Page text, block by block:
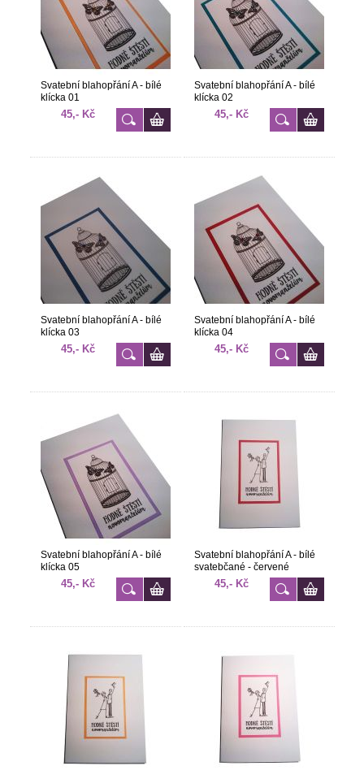
Svatební blahopřání A - bílé
klícka 01
45,- Kč
Svatební blahopřání A - bílé
klícka 02
45,- Kč
Svatební blahopřání A - bílé
klícka 03
45,- Kč
Svatební blahopřání A - bílé
klícka 04
45,- Kč
Svatební blahopřání A - bílé
klícka 05
45,- Kč
Svatební blahopřání A - bílé
svatebčané - červené
45,- Kč